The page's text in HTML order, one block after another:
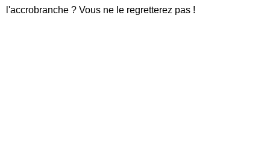
l'accrobranche ? Vous ne le regretterez pas !